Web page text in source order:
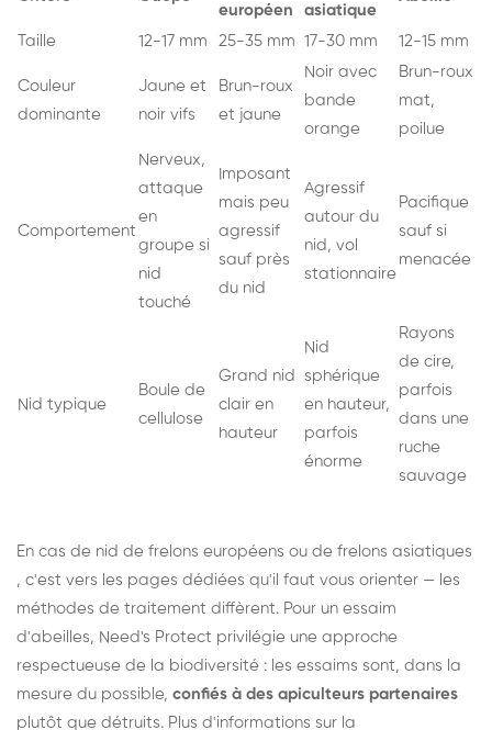
européen
asiatique
Taille 12-17 mm 25-35 mm 17-30 mm 12-15 mm
Couleur
dominante
Jaune et
noir vifs
Brun-roux
et jaune
Noir avec
bande
orange
Brun-roux
mat,
poilue
Comportement
Nerveux,
attaque
en
groupe si
nid
touché
Imposant
mais peu
agressif
sauf près
du nid
Agressif
autour du
nid, vol
stationnaire
Pacifique
sauf si
menacée
Nid typique
Boule de
cellulose
Grand nid
clair en
hauteur
Nid
sphérique
en hauteur,
parfois
énorme
Rayons
de cire,
parfois
dans une
ruche
sauvage
En cas de nid de frelons européens ou de frelons asiatiques
, c'est vers les pages dédiées qu'il faut vous orienter — les
méthodes de traitement diffèrent. Pour un essaim
d'abeilles, Need's Protect privilégie une approche
respectueuse de la biodiversité : les essaims sont, dans la
mesure du possible, confiés à des apiculteurs partenaires
plutôt que détruits. Plus d'informations sur la